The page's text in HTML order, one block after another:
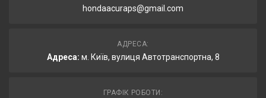
hondaacuraps@gmail.com
АДРЕСА:
Адреса: м. Київ, вулиця Автотранспортна, 8
ГРАФІК РОБОТИ: